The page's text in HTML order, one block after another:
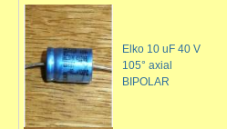
Elko 10 uF 40 V
105° axial
BIPOLAR